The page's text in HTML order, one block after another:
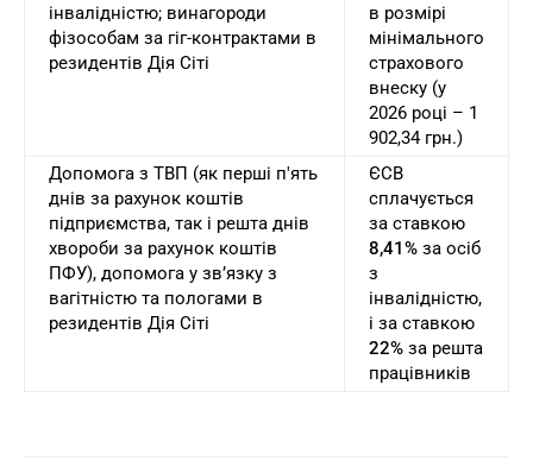
інвалідністю; винагороди
фізособам за гіг-контрактами в
резидентів Дія Сіті
в розмірі
мінімального
страхового
внеску (у
2026 році – 1
902,34 грн.)
Допомога з ТВП (як перші п'ять
днів за рахунок коштів
підприємства, так і решта днів
хвороби за рахунок коштів
ПФУ), допомога у зв’язку з
вагітністю та пологами в
резидентів Дія Сіті
ЄСВ
сплачується
за ставкою
8,41% за осіб
з
інвалідністю,
і за ставкою
22% за решта
працівників